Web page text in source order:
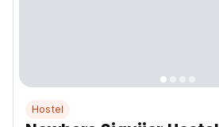
Hostel